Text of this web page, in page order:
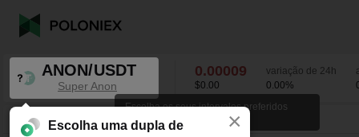
ANON/USDT
Super Anon
0.00009
$0.00
variação de 24h
0.00%
ANON/USDT 0.00 0.00009
Escolha os seus intervalos preferidos
para os gráficos de velas.×
Escolha uma dupla de